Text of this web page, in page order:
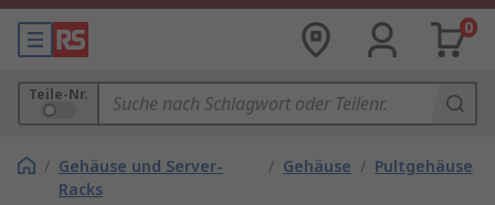
0
Teile-Nr.
/ Gehäuse und Server-
Racks
/ Gehäuse / Pultgehäuse